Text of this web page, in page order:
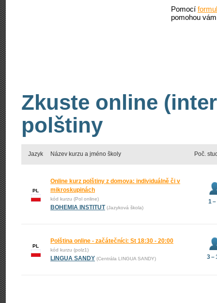
Pomocí
pomohou
Zkuste online
polštiny
Jazyk Název kurzu a jméno školy Poč.
PL
Online kurz polštiny z domova: individuálně či v
mikroskupinách
kód kurzu (Pol online)
BOHEMIA INSTITUT (Jazyková škola)
1
PL
Polština online - začátečníci: St 18:30 - 20:00
kód kurzu (polz1)
LINGUA SANDY (Centrála LINGUA SANDY) 3 –